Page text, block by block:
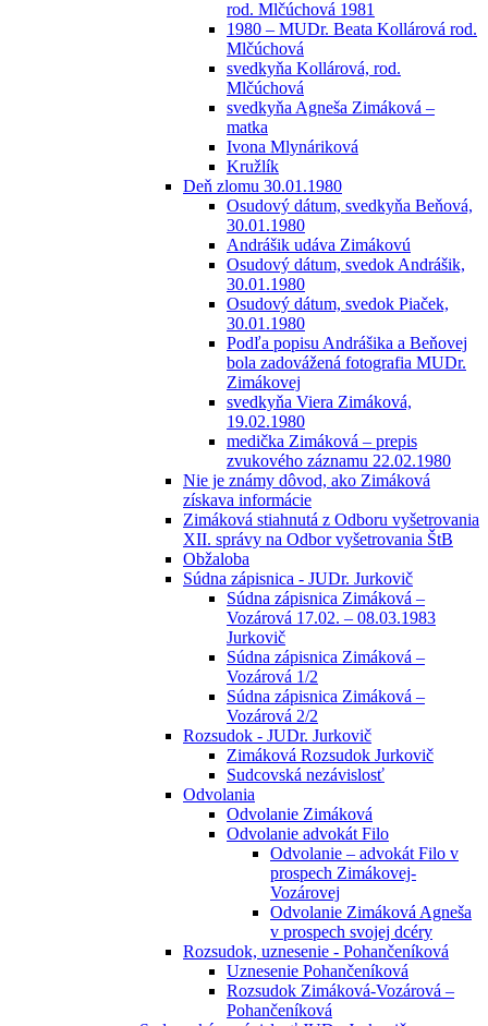
rod. Mlčúchová 1981
1980 – MUDr. Beata Kollárová rod.
Mlčúchová
svedkyňa Kollárová, rod.
Mlčúchová
svedkyňa Agneša Zimáková –
matka
Ivona Mlynáriková
Kružlík
Deň zlomu 30.01.1980
Osudový dátum, svedkyňa Beňová,
30.01.1980
Andrášik udáva Zimákovú
Osudový dátum, svedok Andrášik,
30.01.1980
Osudový dátum, svedok Piaček,
30.01.1980
Podľa popisu Andrášika a Beňovej
bola zadovážená fotografia MUDr.
Zimákovej
svedkyňa Viera Zimáková,
19.02.1980
medička Zimáková – prepis
zvukového záznamu 22.02.1980
Nie je známy dôvod, ako Zimáková
získava informácie
Zimáková stiahnutá z Odboru vyšetrovania
XII. správy na Odbor vyšetrovania ŠtB
Obžaloba
Súdna zápisnica - JUDr. Jurkovič
Súdna zápisnica Zimáková –
Vozárová 17.02. – 08.03.1983
Jurkovič
Súdna zápisnica Zimáková –
Vozárová 1/2
Súdna zápisnica Zimáková –
Vozárová 2/2
Rozsudok - JUDr. Jurkovič
Zimáková Rozsudok Jurkovič
Sudcovská nezávislosť
Odvolania
Odvolanie Zimáková
Odvolanie advokát Filo
Odvolanie – advokát Filo v
prospech Zimákovej-
Vozárovej
Odvolanie Zimáková Agneša
v prospech svojej dcéry
Rozsudok, uznesenie - Pohančeníková
Uznesenie Pohančeníková
Rozsudok Zimáková-Vozárová –
Pohančeníková